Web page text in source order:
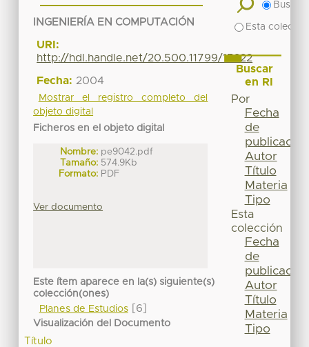
INGENIERÍA EN COMPUTACIÓN
URI:
http://hdl.handle.net/20.500.11799/15222
Fecha: 2004
Mostrar el registro completo del
objeto digital
Ficheros en el objeto digital
Nombre: pe9042.pdf
Tamaño: 574.9Kb
Formato: PDF
Ver documento
Este ítem aparece en la(s) siguiente(s)
colección(ones)
Planes de Estudios[6]
Visualización del Documento
Título
Buscar
Esta
Buscar
en RI
Por
Fecha
de
publicación
Autor
Título
Materia
Tipo
Esta
colección
Fecha
de
publicación
Autor
Título
Materia
Tipo